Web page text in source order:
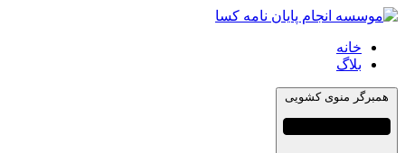
خانه
بلاگ
همبرگر منوی کشویی